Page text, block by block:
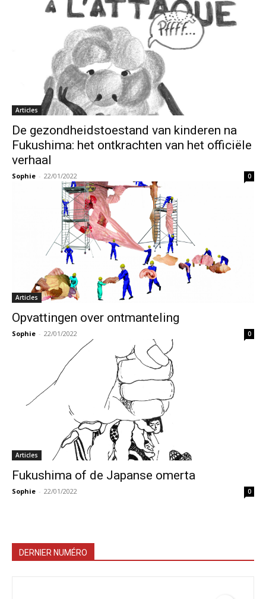
Articles
De gezondheidstoestand van kinderen na
Fukushima: het ontkrachten van het officiële
verhaal
Sophie - 22/01/2022 0
Articles
Opvattingen over ontmanteling
Sophie - 22/01/2022 0
Articles
Fukushima of de Japanse omerta
Sophie - 22/01/2022 0
DERNIER NUMÉRO